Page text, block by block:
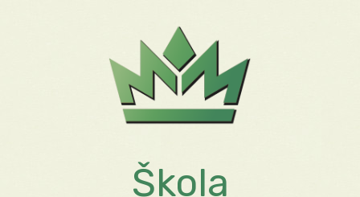
Škola